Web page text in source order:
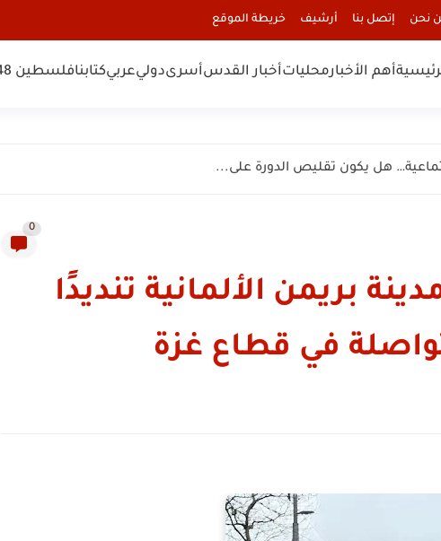
نحن إتصل بنا أرشيف خريطة الموقع
أهم الأخبارمحلياتأخبار القدسأسرىدوليعربيكتابنافلسطين 48
هل يكون تقليص الدورة على...
0
بريمن الألمانية تنديدًا
في قطاع غزة